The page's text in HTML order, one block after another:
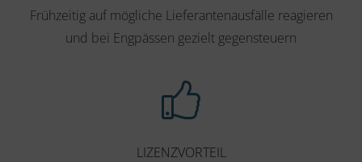
Frühzeitig auf mögliche Lieferantenausfälle reagieren
und bei Engpässen gezielt gegensteuern
LIZENZVORTEIL